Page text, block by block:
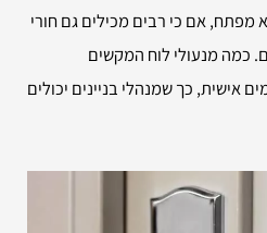
אם כי רבים מכילים גם חורי
כמה מנעולי לוח המקשים
אישית, כך שמנהלי בניינים יכולים